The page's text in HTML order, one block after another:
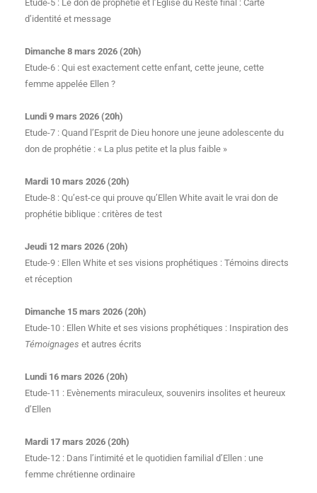
Etude-5 : Le don de prophétie et l’Eglise du Reste final : Carte
d’identité et message
Dimanche 8 mars 2026 (20h)
Etude-6 : Qui est exactement cette enfant, cette jeune, cette
femme appelée Ellen ?
Lundi 9 mars 2026 (20h)
Etude-7 : Quand l’Esprit de Dieu honore une jeune adolescente du
don de prophétie : « La plus petite et la plus faible »
Mardi 10 mars 2026 (20h)
Etude-8 : Qu’est-ce qui prouve qu’Ellen White avait le vrai don de
prophétie biblique : critères de test
Jeudi 12 mars 2026 (20h)
Etude-9 : Ellen White et ses visions prophétiques : Témoins directs
et réception
Dimanche 15 mars 2026 (20h)
Etude-10 : Ellen White et ses visions prophétiques : Inspiration des
Témoignages et autres écrits
Lundi 16 mars 2026 (20h)
Etude-11 : Evènements miraculeux, souvenirs insolites et heureux
d’Ellen
Mardi 17 mars 2026 (20h)
Etude-12 : Dans l’intimité et le quotidien familial d’Ellen : une
femme chrétienne ordinaire